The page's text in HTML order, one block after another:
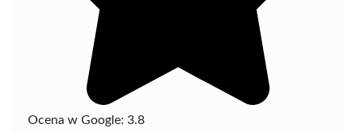
Ocena w Google: 3.8